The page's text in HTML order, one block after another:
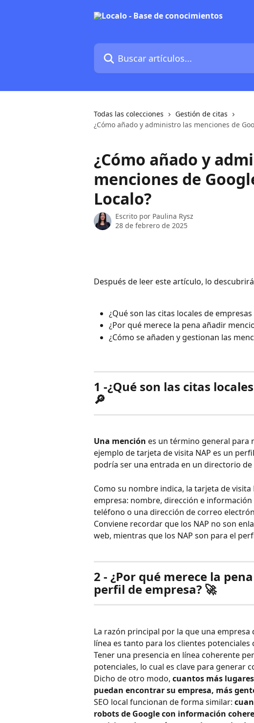
Buscar artículos...
Todas las colecciones
Gestión de citas
¿Cómo añado y administro las menciones de
¿Cómo añado y
menciones de
Localo?
Escrito por Paulina Rysz
28 de febrero de 2025
Después de leer este artículo, lo
¿Qué son las citas locales de empresas
¿Por qué merece la pena añadir
¿Cómo se añaden y gestionan las
1 -¿Qué son las citas
🔎
Una mención es un término general para
ejemplo de tarjeta de visita NAP es un
podría ser una entrada en un directorio
Como su nombre indica, la tarjeta de
empresa: nombre, dirección e
teléfono o una dirección de correo
Conviene recordar que los NAP no son
web, mientras que los NAP son para el
2 - ¿Por qué merece la
perfil de empresa? 🚀
La razón principal por la que una
línea es tanto para los clientes
Tener una presencia en línea coherente
potenciales, lo cual es clave para generar
Dicho de otro modo, cuantos más
puedan encontrar su empresa, más
SEO local funcionan de forma similar:
robots de Google con información